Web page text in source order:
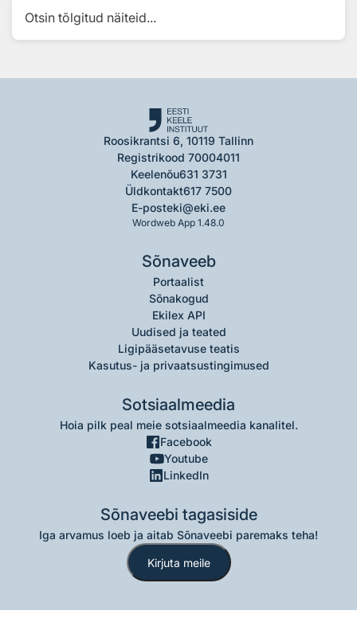
Otsin tõlgitud näiteid...
Roosikrantsi 6, 10119 Tallinn
Registrikood 70004011
Keelenõu631 3731
Üldkontakt617 7500
E-posteki@eki.ee
Wordweb App 1.48.0
Sõnaveeb
Portaalist
Sõnakogud
Ekilex API
Uudised ja teated
Ligipääsetavuse teatis
Kasutus- ja privaatsustingimused
Sotsiaalmeedia
Hoia pilk peal meie sotsiaalmeedia kanalitel.
Facebook
Youtube
LinkedIn
Sõnaveebi tagasiside
Iga arvamus loeb ja aitab Sõnaveebi paremaks teha!
Kirjuta meile